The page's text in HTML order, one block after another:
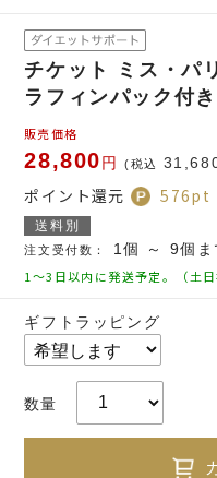
チケット ミス・パ
ラフィンパック付き
販売価格
28,800円 (税込
ポイント還元 576pt
送料別
注文受付数：
1個 ～ 9個ま
1～3日以内に発送予定。（土日
ギフトラッピング
数量